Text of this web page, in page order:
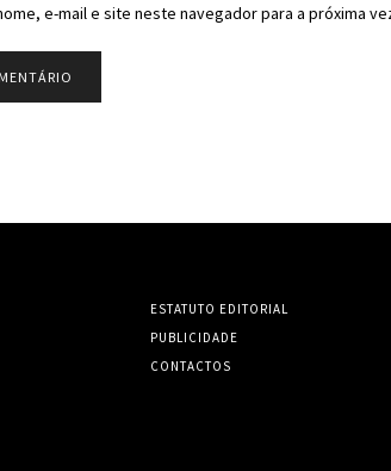
e-mail e site neste navegador para a próxima
ESTATUTO EDITORIAL
PUBLICIDADE
CONTACTOS